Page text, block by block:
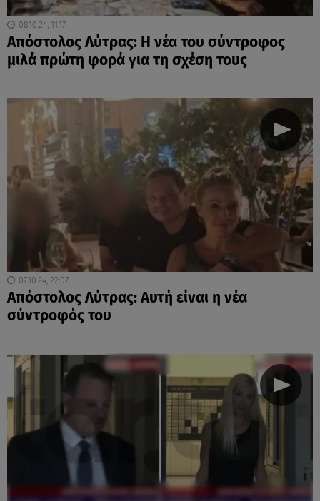
08.10.24, 11:17
Απόστολος Λύτρας: Η νέα του σύντροφος
μιλά πρώτη φορά για τη σχέση τους
07.10.24, 22:07
Απόστολος Λύτρας: Αυτή είναι η νέα
σύντροφός του